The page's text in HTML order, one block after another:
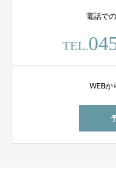
電話で
TEL.
WEBか